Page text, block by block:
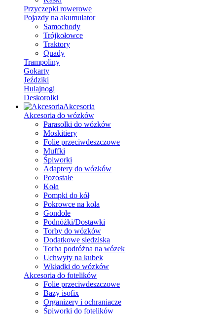
Przyczepki rowerowe
Pojazdy na akumulator
Samochody
Trójkołowce
Traktory
Quady
Trampoliny
Gokarty
Jeździki
Hulajnogi
Deskorolki
Akcesoria
Akcesoria do wózków
Parasolki do wózków
Moskitiery
Folie przeciwdeszczowe
Muffki
Śpiworki
Adaptery do wózków
Pozostałe
Koła
Pompki do kół
Pokrowce na koła
Gondole
Podnóżki/Dostawki
Torby do wózków
Dodatkowe siedziska
Torba podróżna na wózek
Uchwyty na kubek
Wkładki do wózków
Akcesoria do fotelików
Folie przeciwdeszczowe
Bazy isofix
Organizery i ochraniacze
Śpiworki do fotelików